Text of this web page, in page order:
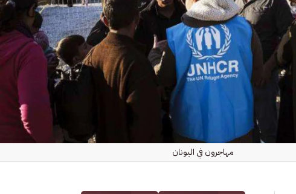
مهاجرون في اليونان